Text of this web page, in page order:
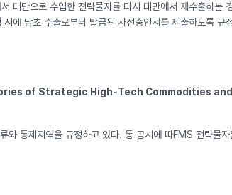
대만으로 수입한 전략물자를 다시 대만에서 재수출하는
에 당초 수출로부터 발급된 사전승인서를 제출하도록 규
of Strategic High-Tech Commodities and
와 통제지역을 규정하고 있다. 동 공시에 따FMS 전략물